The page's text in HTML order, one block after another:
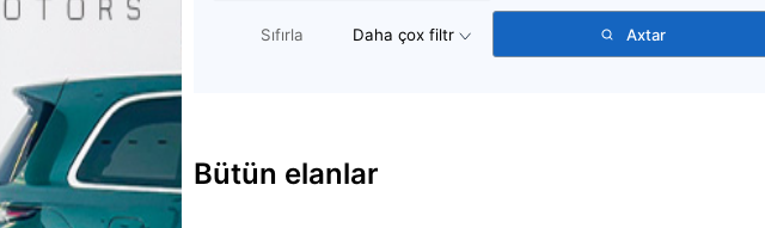
Sıfırla Daha çox filtr Axtar
Bütün elanlar